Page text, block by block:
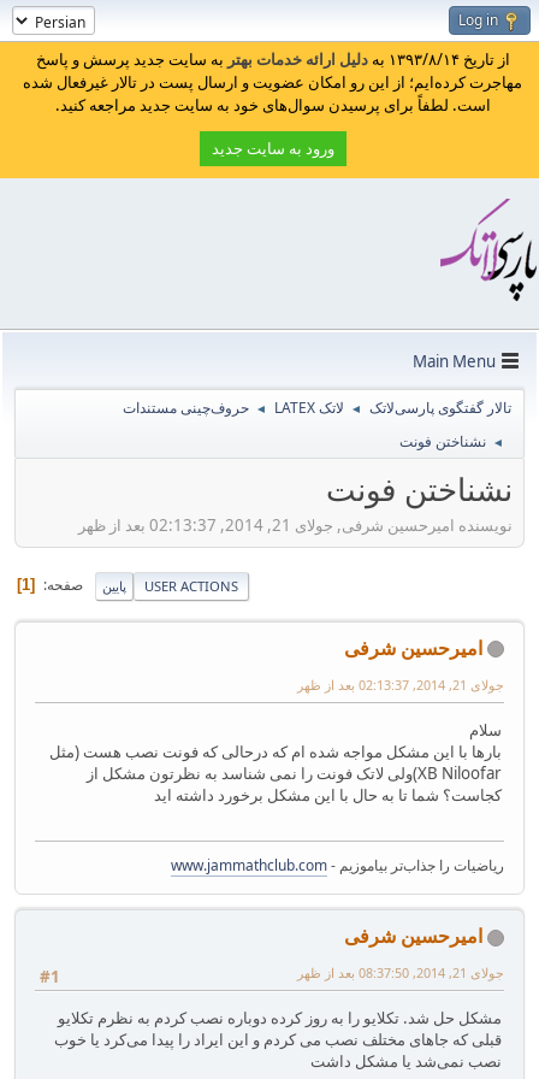
Log in
از تاریخ ۱۳۹۳/۸/۱۴ به دلیل ارائه خدمات بهتر به سایت جدید پرسش و پاسخ
مهاجرت کرده‌ایم؛ از این رو امکان عضویت و ارسال پست در تالار غیرفعال شده
است. لطفاً برای پرسیدن سوال‌های خود به سایت جدید مراجعه کنید.
ورود به سایت جدید
Main Menu
تالار گفتگوی پارسی‌لاتک ◄ لاتک LATEX ◄ حروف‌چینی مستندات
◄ نشناختن فونت
نشناختن فونت
نویسنده امیرحسین شرفی, جولای 21, 2014, 02:13:37 بعد از ظهر
پایین صفحه 1 USER ACTIONS
امیرحسین شرفی
جولای 21, 2014, 02:13:37 بعد از ظهر
سلام
بارها با این مشکل مواجه شده ام که درحالی که فونت نصب هست (مثل
XB Niloofar)ولی لاتک فونت را نمی شناسد به نظرتون مشکل از
کجاست؟ شما تا به حال با این مشکل برخورد داشته اید
ریاضیات را جذاب‌تر بیاموزیم -www.jammathclub.com
امیرحسین شرفی
#1 جولای 21, 2014, 08:37:50 بعد از ظهر
مشکل حل شد. تکلایو را به روز کرده دوباره نصب کردم به نظرم تکلایو
قبلی که جاهای مختلف نصب می کردم و این ایراد را پیدا می‌کرد یا خوب
نصب نمی‌شد یا مشکل داشت